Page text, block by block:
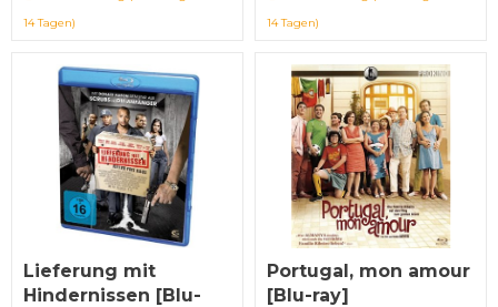
14 Tagen)
14 Tagen)
Lieferung mit
Hindernissen [Blu-
Portugal, mon amour
[Blu-ray]